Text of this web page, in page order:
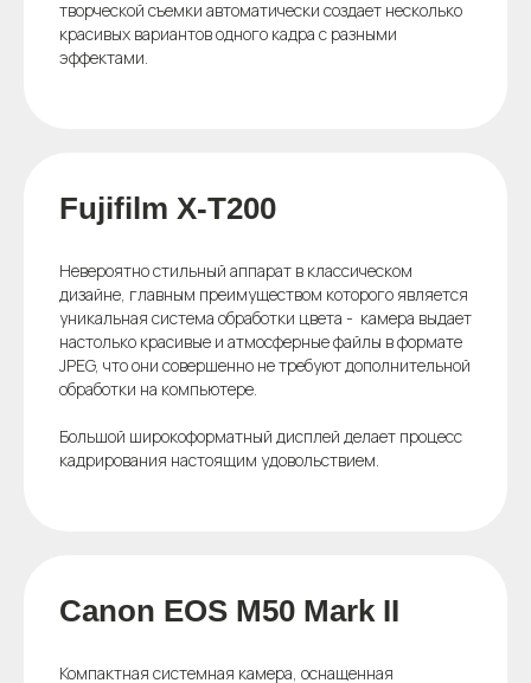
творческой съемки автоматически создает несколько
красивых вариантов одного кадра с разными
эффектами.
Fujifilm X-T200
Невероятно стильный аппарат в классическом
дизайне, главным преимуществом которого является
уникальная система обработки цвета - камера выдает
настолько красивые и атмосферные файлы в формате
JPEG, что они совершенно не требуют дополнительной
обработки на компьютере.
Большой широкоформатный дисплей делает процесс
кадрирования настоящим удовольствием.
Canon EOS M50 Mark II
Компактная системная камера, оснащенная